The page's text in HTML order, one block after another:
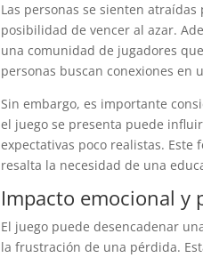
Las personas se sienten
posibilidad de vencer al azar.
una comunidad de jugadores
personas buscan conexiones en
Sin embargo, es importante
el juego se presenta puede
expectativas poco realistas.
resalta la necesidad de una
Impacto emocional y
El juego puede desencadenar
la frustración de una pérdida.